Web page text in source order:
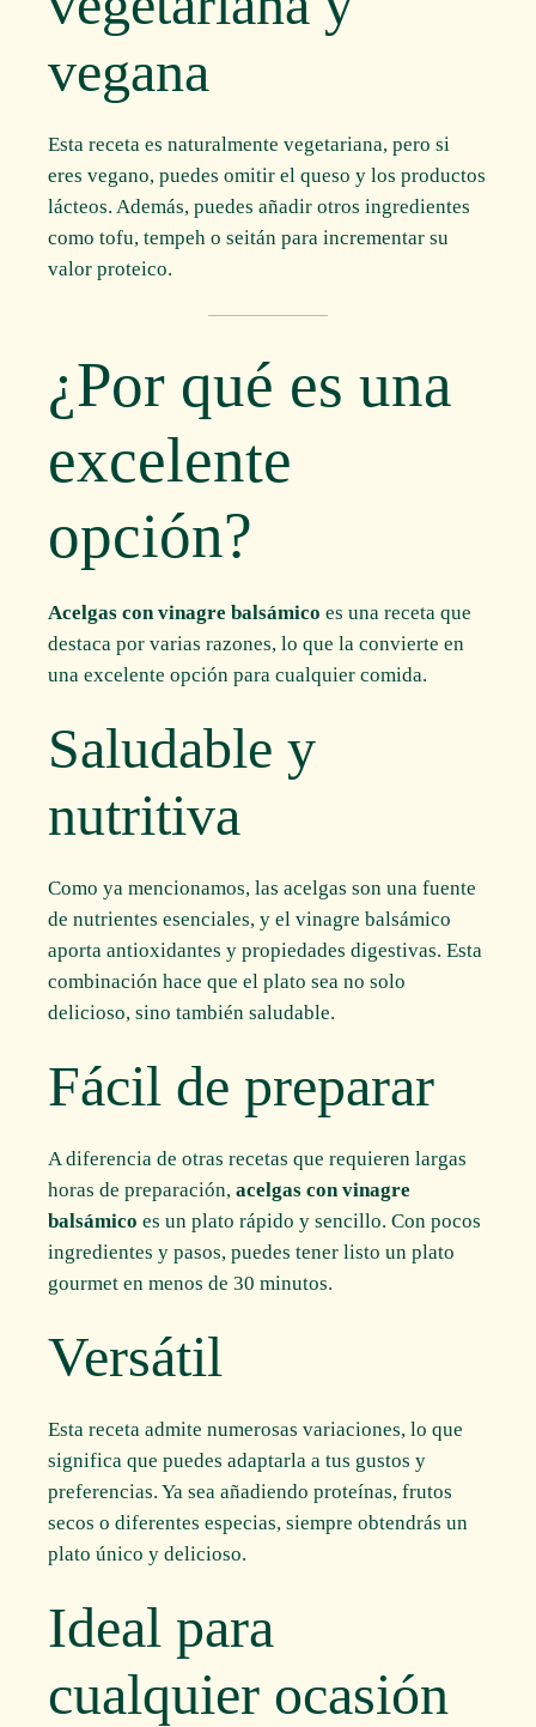
vegana
Esta receta es naturalmente vegetariana, pero si
eres vegano, puedes omitir el queso y los productos
lácteos. Además, puedes añadir otros ingredientes
como tofu, tempeh o seitán para incrementar su
valor proteico.
¿Por qué es una
excelente
opción?
Acelgas con vinagre balsámico es una receta que
destaca por varias razones, lo que la convierte en
una excelente opción para cualquier comida.
Saludable y
nutritiva
Como ya mencionamos, las acelgas son una fuente
de nutrientes esenciales, y el vinagre balsámico
aporta antioxidantes y propiedades digestivas. Esta
combinación hace que el plato sea no solo
delicioso, sino también saludable.
Fácil de preparar
A diferencia de otras recetas que requieren largas
horas de preparación,acelgas con vinagre
balsámico es un plato rápido y sencillo. Con pocos
ingredientes y pasos, puedes tener listo un plato
gourmet en menos de 30 minutos.
Versátil
Esta receta admite numerosas variaciones, lo que
significa que puedes adaptarla a tus gustos y
preferencias. Ya sea añadiendo proteínas, frutos
secos o diferentes especias, siempre obtendrás un
plato único y delicioso.
Ideal para
cualquier ocasión